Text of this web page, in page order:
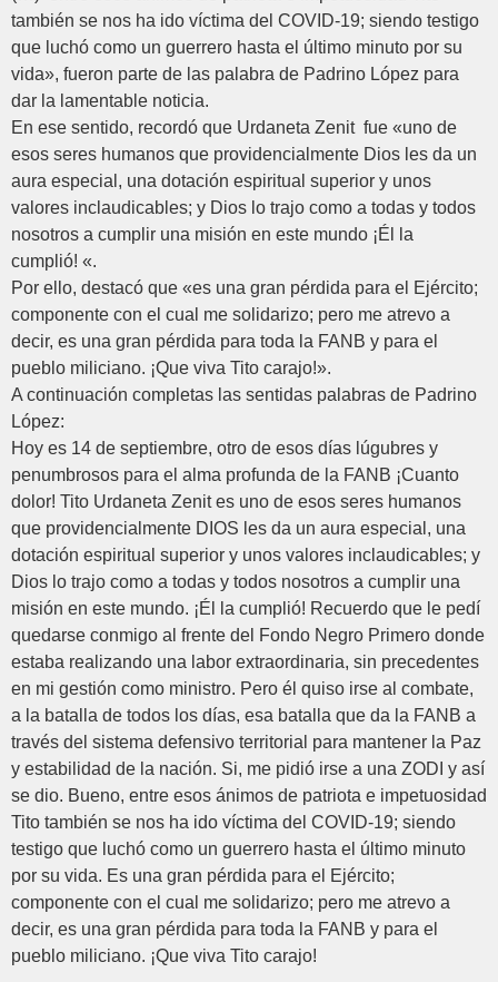
también se nos ha ido víctima del COVID-19; siendo testigo
que luchó como un guerrero hasta el último minuto por su
vida», fueron parte de las palabra de Padrino López para
dar la lamentable noticia.
En ese sentido, recordó que Urdaneta Zenit fue «uno de
esos seres humanos que providencialmente Dios les da un
aura especial, una dotación espiritual superior y unos
valores inclaudicables; y Dios lo trajo como a todas y todos
nosotros a cumplir una misión en este mundo ¡Él la
cumplió! «.
Por ello, destacó que «es una gran pérdida para el Ejército;
componente con el cual me solidarizo; pero me atrevo a
decir, es una gran pérdida para toda la FANB y para el
pueblo miliciano. ¡Que viva Tito carajo!».
A continuación completas las sentidas palabras de Padrino
López:
Hoy es 14 de septiembre, otro de esos días lúgubres y
penumbrosos para el alma profunda de la FANB ¡Cuanto
dolor! Tito Urdaneta Zenit es uno de esos seres humanos
que providencialmente DIOS les da un aura especial, una
dotación espiritual superior y unos valores inclaudicables; y
Dios lo trajo como a todas y todos nosotros a cumplir una
misión en este mundo. ¡Él la cumplió! Recuerdo que le pedí
quedarse conmigo al frente del Fondo Negro Primero donde
estaba realizando una labor extraordinaria, sin precedentes
en mi gestión como ministro. Pero él quiso irse al combate,
a la batalla de todos los días, esa batalla que da la FANB a
través del sistema defensivo territorial para mantener la Paz
y estabilidad de la nación. Si, me pidió irse a una ZODI y así
se dio. Bueno, entre esos ánimos de patriota e impetuosidad
Tito también se nos ha ido víctima del COVID-19; siendo
testigo que luchó como un guerrero hasta el último minuto
por su vida. Es una gran pérdida para el Ejército;
componente con el cual me solidarizo; pero me atrevo a
decir, es una gran pérdida para toda la FANB y para el
pueblo miliciano. ¡Que viva Tito carajo!